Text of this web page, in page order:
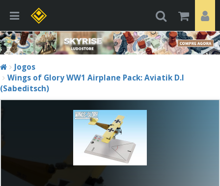
Jogos
Wings of Glory WW1 Airplane Pack: Aviatik D.I
(Sabeditsch)